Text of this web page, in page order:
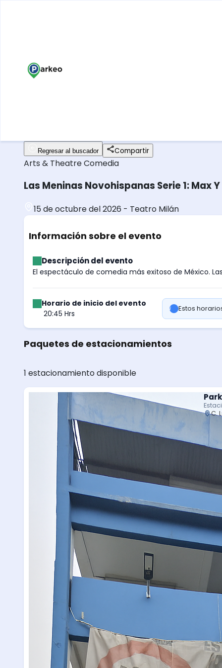
Regresar al buscador Compartir
Arts & TheatreComedia
Las Meninas Novohispanas Serie 1: Max
15 de octubre del 2026 - Teatro Milán
Información sobre el evento
Descripción del evento
El espectáculo de comedia más exitoso de México.
Horario de inicio del evento
20:45 Hrs
Estos
Paquetes de estacionamientos
1 estacionamiento disponible
C.